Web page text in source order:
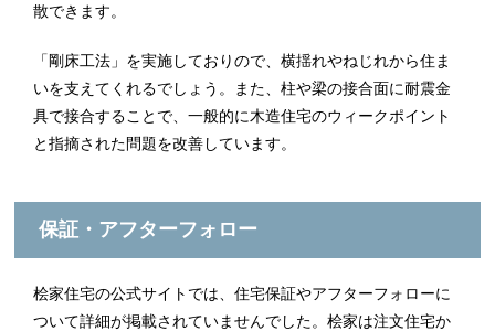
散できます。
「剛床工法」を実施しておりので、横揺れやねじれから住ま
いを支えてくれるでしょう。また、柱や梁の接合面に耐震金
具で接合することで、一般的に木造住宅のウィークポイント
と指摘された問題を改善しています。
保証・アフターフォロー
桧家住宅の公式サイトでは、住宅保証やアフターフォローに
ついて詳細が掲載されていませんでした。桧家は注文住宅か